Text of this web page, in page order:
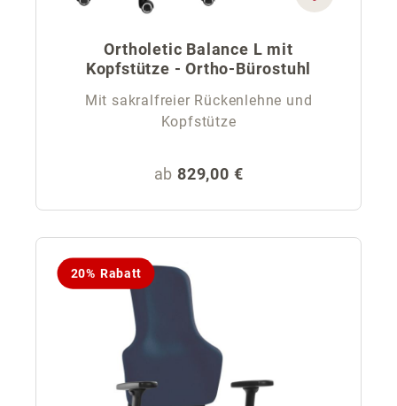
Ortholetic Balance L mit
Kopfstütze - Ortho-Bürostuhl
Mit sakralfreier Rückenlehne und
Kopfstütze
Regulärer Preis:
ab 829,00 €
20% Rabatt